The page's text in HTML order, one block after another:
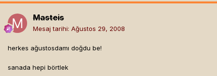
Masteis
Mesaj tarihi: Ağustos 29, 2008
herkes ağustosdamı doğdu be!
sanada hepi börtlek